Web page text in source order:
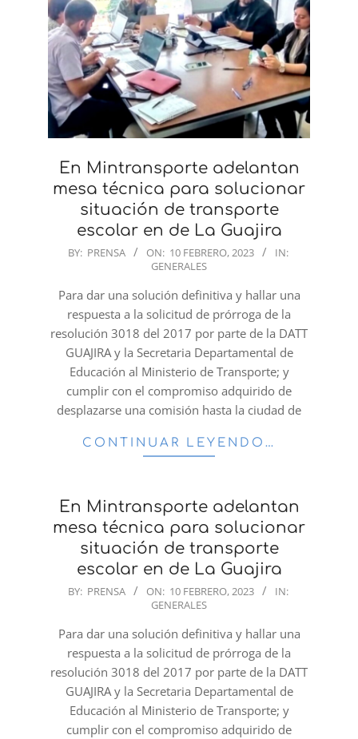
En Mintransporte adelantan
mesa técnica para solucionar
situación de transporte
escolar en de La Guajira
2023-
10
BY: PRENSA ON: 10 FEBRERO, 2023
IN:
GENERALES
Para dar una solución definitiva y hallar una
respuesta a la solicitud de prórroga de la
resolución 3018 del 2017 por parte de la DATT
GUAJIRA y la Secretaria Departamental de
Educación al Ministerio de Transporte; y
cumplir con el compromiso adquirido de
desplazarse una comisión hasta la ciudad de
CONTINUAR LEYENDO…
En Mintransporte adelantan
mesa técnica para solucionar
situación de transporte
escolar en de La Guajira
2023-
10
BY: PRENSA ON: 10 FEBRERO, 2023
IN:
GENERALES
Para dar una solución definitiva y hallar una
respuesta a la solicitud de prórroga de la
resolución 3018 del 2017 por parte de la DATT
GUAJIRA y la Secretaria Departamental de
Educación al Ministerio de Transporte; y
cumplir con el compromiso adquirido de